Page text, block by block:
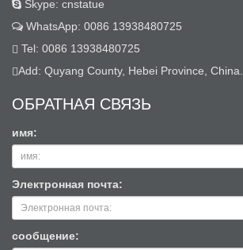
Skype: cnstatue
WhatsApp: 0086 13938480725
Tel: 0086 13938480725
Add: Quyang County, Hebei Province, China.
ОБРАТНАЯ СВЯЗЬ
имя:
Электронная почта:
сообщение: